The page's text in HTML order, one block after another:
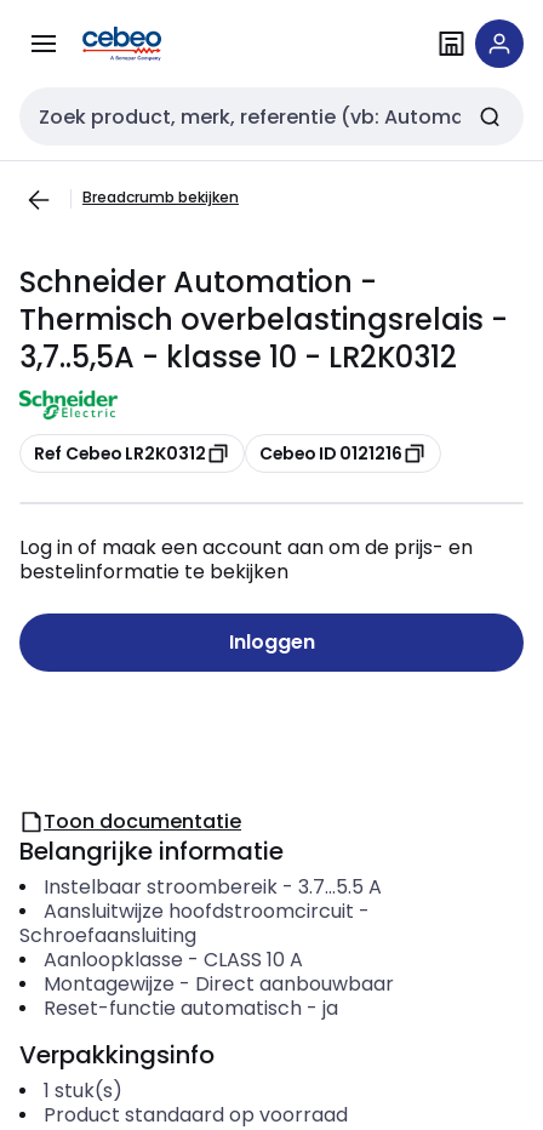
naar
naar
Zoekveld invoer
Breadcrumb bekijken
Schneider Automation -
Thermisch overbelastingsrelais -
3,7..5,5A - klasse 10 - LR2K0312
Kopiëren
Ref Cebeo LR2K0312 Kopiëren
Cebeo ID 0121216
Log in of maak een account aan om de prijs- en
bestelinformatie te bekijken
Inloggen
Toon documentatie
Belangrijke informatie
Instelbaar stroombereik- 3.7...5.5 A
Aansluitwijze hoofdstroomcircuit -
Schroefaansluiting
Aanloopklasse - CLASS 10 A
Montagewijze - Direct aanbouwbaar
Reset-functie automatisch- ja
Verpakkingsinfo
1 stuk(s)
Product standaard op voorraad